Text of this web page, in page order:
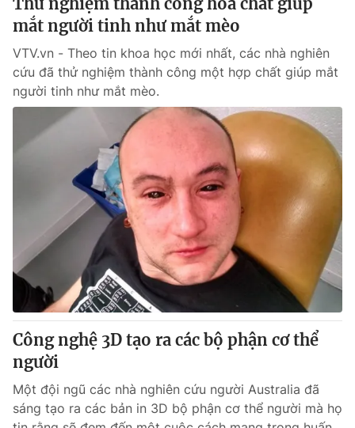
Tổng Biên tập:Vũ Thanh Thủy
Phó Tổng Biên tập:Nguyễn Thị Mỹ Hạnh, Phạm Quốc Thắng,
Tổng đài VTV: 024.38 355 931 - 024.38 355 932
Ðiện thoại Thời báo VTV:024.66 897 897
Email:toasoan@vtv.vn
Liên hệ quảng cáo:
024-7300.7108
® Cấm sao chép dưới mọi hình thức nếu không có sự chấp
thuận bằng văn bản. Ghi rõ nguồn VTV.vn khi phát hành lại
thông tin từ website này.
mắt người tinh như mắt mèo
VTV.vn - Theo tin khoa học mới nhất, các nhà nghiên
cứu đã thử nghiệm thành công một hợp chất giúp mắt
người tinh như mắt mèo.
Công nghệ 3D tạo ra các bộ phận cơ thể
người
Một đội ngũ các nhà nghiên cứu người Australia đã
sáng tạo ra các bản in 3D bộ phận cơ thể người mà họ